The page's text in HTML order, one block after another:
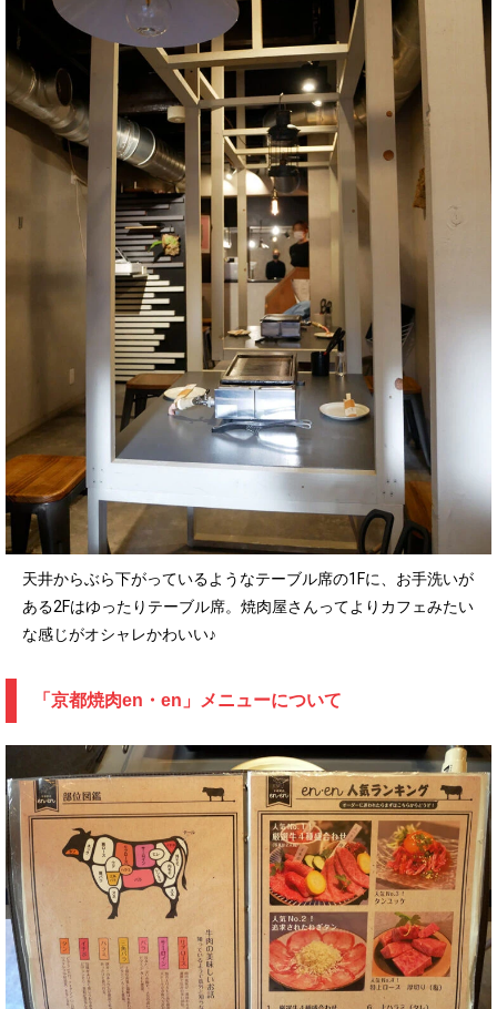
天井からぶら下がっているようなテーブル席の1Fに、お手洗いが
ある2Fはゆったりテーブル席。焼肉屋さんってよりカフェみたい
な感じがオシャレかわいい♪
「京都焼肉en・en」メニューについて